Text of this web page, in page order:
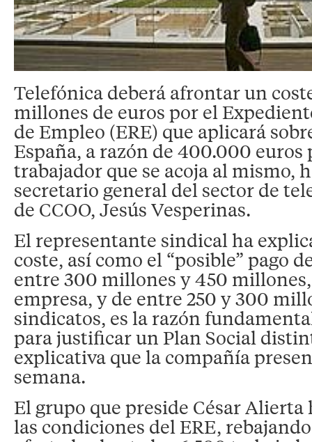
Telefónica deberá afrontar un
millones de euros por el
de Empleo (ERE) que aplicará
España, a razón de 400.000 euros
trabajador que se acoja al mismo,
secretario general del sector de
de CCOO, Jesús Vesperinas.
El representante sindical ha
coste, así como el “posible” pago
entre 300 millones y 450
empresa, y de entre 250 y 300
sindicatos, es la razón
para justificar un Plan Social
explicativa que la compañía
semana.
El grupo que preside César
las condiciones del ERE,